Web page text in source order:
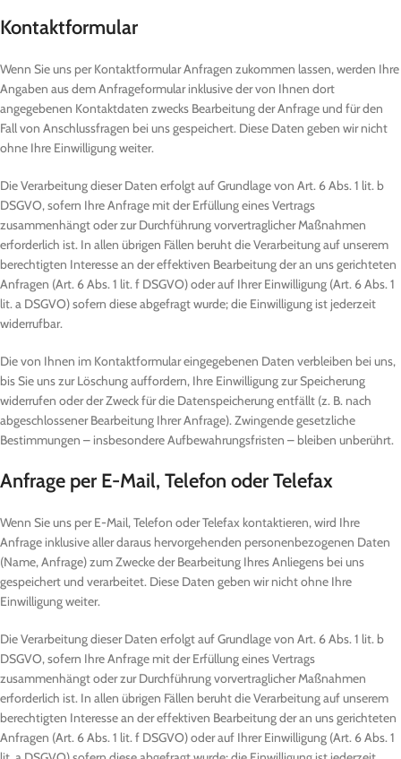
Kontaktformular
Wenn Sie uns per Kontaktformular Anfragen zukommen lassen, werden Ihre
Angaben aus dem Anfrageformular inklusive der von Ihnen dort
angegebenen Kontaktdaten zwecks Bearbeitung der Anfrage und für den
Fall von Anschlussfragen bei uns gespeichert. Diese Daten geben wir nicht
ohne Ihre Einwilligung weiter.
Die Verarbeitung dieser Daten erfolgt auf Grundlage von Art. 6 Abs. 1 lit. b
DSGVO, sofern Ihre Anfrage mit der Erfüllung eines Vertrags
zusammenhängt oder zur Durchführung vorvertraglicher Maßnahmen
erforderlich ist. In allen übrigen Fällen beruht die Verarbeitung auf unserem
berechtigten Interesse an der effektiven Bearbeitung der an uns gerichteten
Anfragen (Art. 6 Abs. 1 lit. f DSGVO) oder auf Ihrer Einwilligung (Art. 6 Abs. 1
lit. a DSGVO) sofern diese abgefragt wurde; die Einwilligung ist jederzeit
widerrufbar.
Die von Ihnen im Kontaktformular eingegebenen Daten verbleiben bei uns,
bis Sie uns zur Löschung auffordern, Ihre Einwilligung zur Speicherung
widerrufen oder der Zweck für die Datenspeicherung entfällt (z. B. nach
abgeschlossener Bearbeitung Ihrer Anfrage). Zwingende gesetzliche
Bestimmungen – insbesondere Aufbewahrungsfristen – bleiben unberührt.
Anfrage per E-Mail, Telefon oder Telefax
Wenn Sie uns per E-Mail, Telefon oder Telefax kontaktieren, wird Ihre
Anfrage inklusive aller daraus hervorgehenden personenbezogenen Daten
(Name, Anfrage) zum Zwecke der Bearbeitung Ihres Anliegens bei uns
gespeichert und verarbeitet. Diese Daten geben wir nicht ohne Ihre
Einwilligung weiter.
Die Verarbeitung dieser Daten erfolgt auf Grundlage von Art. 6 Abs. 1 lit. b
DSGVO, sofern Ihre Anfrage mit der Erfüllung eines Vertrags
zusammenhängt oder zur Durchführung vorvertraglicher Maßnahmen
erforderlich ist. In allen übrigen Fällen beruht die Verarbeitung auf unserem
berechtigten Interesse an der effektiven Bearbeitung der an uns gerichteten
Anfragen (Art. 6 Abs. 1 lit. f DSGVO) oder auf Ihrer Einwilligung (Art. 6 Abs. 1